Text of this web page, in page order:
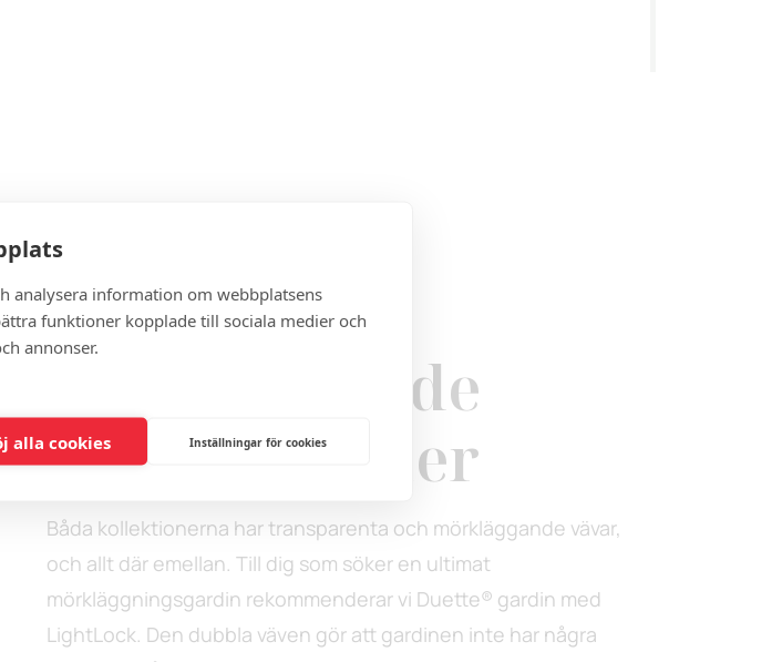
analysera information om webbplatsens
funktioner kopplade till sociala medier och
annonser.
alla cookies Inställningar för cookies
Mörkläggande
plisségardiner
Båda kollektionerna har transparenta och mörkläggande vävar,
och allt där emellan. Till dig som söker en ultimat
mörkläggningsgardin rekommenderar vi Duette® gardin med
LightLock. Den dubbla väven gör att gardinen inte har några